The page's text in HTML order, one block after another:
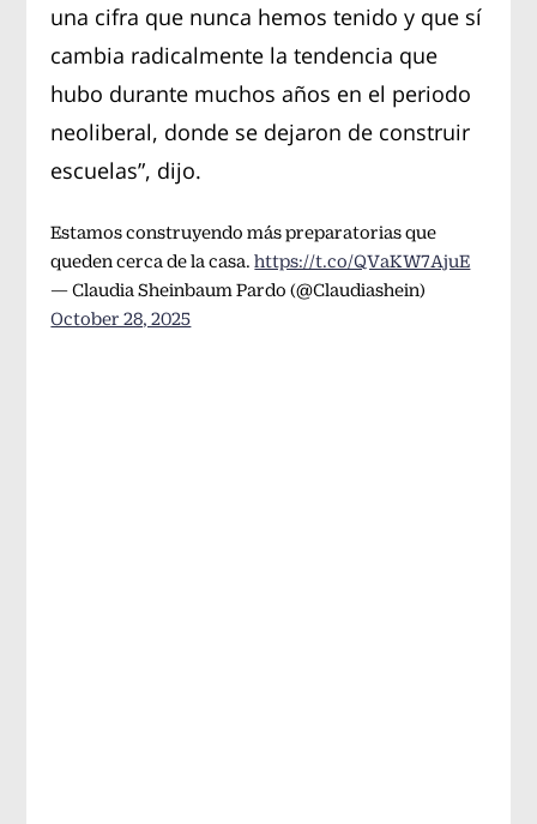
una cifra que nunca hemos tenido y que sí
cambia radicalmente la tendencia que
hubo durante muchos años en el periodo
neoliberal, donde se dejaron de construir
escuelas”, dijo.
Estamos construyendo más preparatorias que
queden cerca de la casa.https://t.co/QVaKW7AjuE
— Claudia Sheinbaum Pardo (@Claudiashein)
October 28, 2025